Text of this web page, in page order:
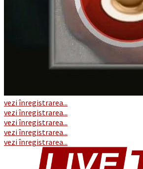
vezi înregistrarea...
vezi înregistrarea...
vezi înregistrarea...
vezi înregistrarea...
vezi înregistrarea...